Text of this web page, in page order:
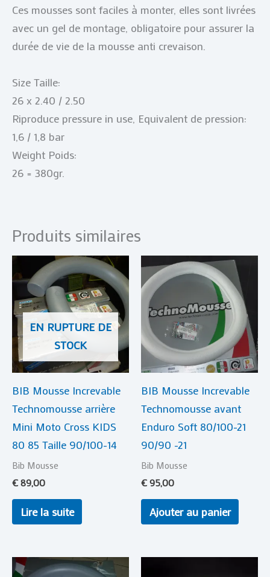
Ces mousses sont faciles à monter, elles sont livrées
avec un gel de montage, obligatoire pour assurer la
durée de vie de la mousse anti crevaison.
Size Taille:
26 x 2.40 / 2.50
Riproduce pressure in use, Equivalent de pression:
1,6 / 1,8 bar
Weight Poids:
26 = 380gr.
Produits similaires
EN RUPTURE DE
STOCK
BIB Mousse Increvable
Technomousse arrière
Mini Moto Cross KIDS
80 85 Taille 90/100-14
Bib Mousse
€89,00
Lire la suite
BIB Mousse Increvable
Technomousse avant
Enduro Soft 80/100-21
90/90 -21
Bib Mousse
€95,00
Ajouter au panier